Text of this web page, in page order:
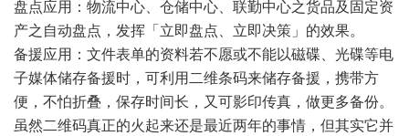
盘点应用：物流中心、仓储中心、联勤中心之货品及固定资
产之自动盘点，发挥「立即盘点、立即决策」的效果。
备援应用：文件表单的资料若不愿或不能以磁碟、光碟等电
子媒体储存备援时，可利用二维条码来储存备援，携带方
便，不怕折叠，保存时间长，又可影印传真，做更多备份。
虽然二维码真正的火起来还是最近两年的事情，但其实它并